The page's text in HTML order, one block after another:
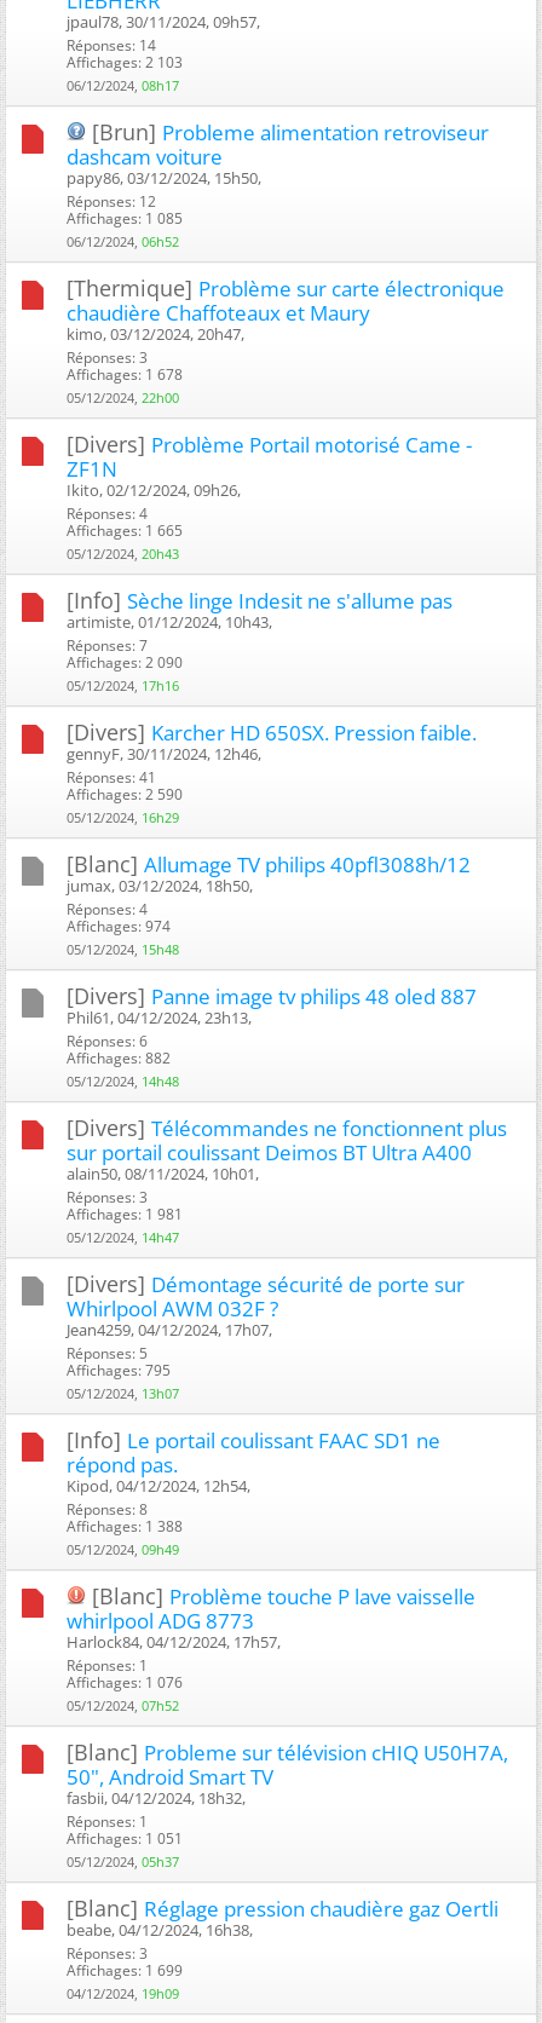
jpaul78, 30/11/2024, 09h57, ‎
Réponses: 14
Affichages: 2 103
06/12/2024, 08h17
[Brun] Probleme alimentation retroviseur
dashcam voiture
papy86, 03/12/2024, 15h50, ‎
Réponses: 12
Affichages: 1 085
06/12/2024, 06h52
[Thermique] Problème sur carte électronique
chaudière Chaffoteaux et Maury
kimo, 03/12/2024, 20h47, ‎
Réponses: 3
Affichages: 1 678
05/12/2024, 22h00
[Divers] Problème Portail motorisé Came -
ZF1N
Ikito, 02/12/2024, 09h26, ‎
Réponses: 4
Affichages: 1 665
05/12/2024, 20h43
[Info] Sèche linge Indesit ne s'allume pas
artimiste, 01/12/2024, 10h43, ‎
Réponses: 7
Affichages: 2 090
05/12/2024, 17h16
[Divers] Karcher HD 650SX. Pression faible.
gennyF, 30/11/2024, 12h46, ‎
Réponses: 41
Affichages: 2 590
05/12/2024, 16h29
[Blanc] Allumage TV philips 40pfl3088h/12
jumax, 03/12/2024, 18h50, ‎
Réponses: 4
Affichages: 974
05/12/2024, 15h48
[Divers] Panne image tv philips 48 oled 887
Phil61, 04/12/2024, 23h13, ‎
Réponses: 6
Affichages: 882
05/12/2024, 14h48
[Divers] Télécommandes ne fonctionnent plus
sur portail coulissant Deimos BT Ultra A400
alain50, 08/11/2024, 10h01, ‎
Réponses: 3
Affichages: 1 981
05/12/2024, 14h47
[Divers] Démontage sécurité de porte sur
Whirlpool AWM 032F ?
Jean4259, 04/12/2024, 17h07, ‎
Réponses: 5
Affichages: 795
05/12/2024, 13h07
[Info] Le portail coulissant FAAC SD1 ne
répond pas.
Kipod, 04/12/2024, 12h54, ‎
Réponses: 8
Affichages: 1 388
05/12/2024, 09h49
[Blanc] Problème touche P lave vaisselle
whirlpool ADG 8773
Harlock84, 04/12/2024, 17h57, ‎
Réponses: 1
Affichages: 1 076
05/12/2024, 07h52
[Blanc] Probleme sur télévision cHIQ U50H7A,
50", Android Smart TV
fasbii, 04/12/2024, 18h32, ‎
Réponses: 1
Affichages: 1 051
05/12/2024, 05h37
[Blanc] Réglage pression chaudière gaz Oertli
beabe, 04/12/2024, 16h38, ‎
Réponses: 3
Affichages: 1 699
04/12/2024, 19h09